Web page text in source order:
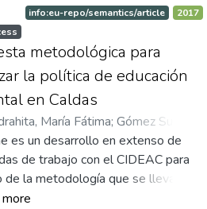
la semiótica y la lingüística,
su título. Estas dos
de la logística del lenguaje
bien, rebajar sus pretensiones
y objetivación, ante las
de todo lo que merezca llamarse
de acuerdo con el aparte
de los lenguajes, en el que
muestra su agudeza como
de la comunicación humana. La
fundamental del lenguaje
info:eu-repo/semantics/article 2017
metodológica para
la política de educación
en Caldas
María Fátima; Gómez Suaza,
es un desarrollo en extenso de
de trabajo con el CIDEAC para
la metodología que se llevará a
año 2018 conducente a la